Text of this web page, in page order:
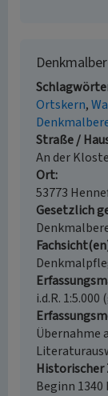
Ortskern
Straße /
An der
Ort
53773
Gesetzlich
i.d.R.
Übernahme
Historischer
Beginn 1340